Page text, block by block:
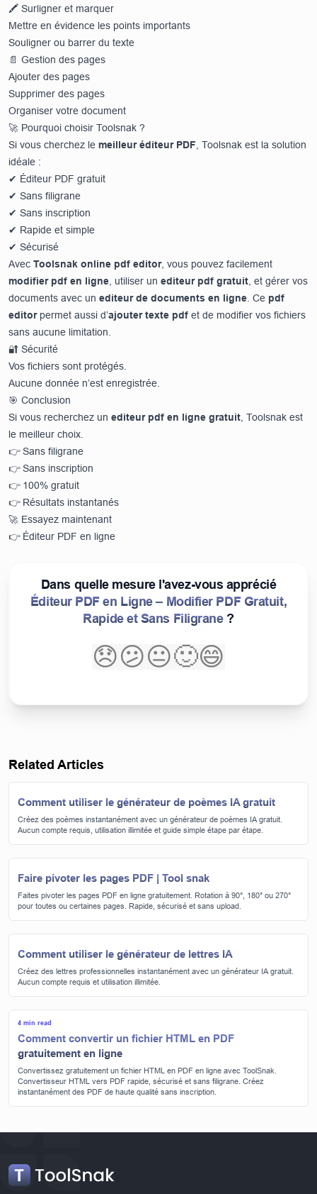
🖍 Surligner et marquer
Mettre en évidence les points importants
Souligner ou barrer du texte
📄 Gestion des pages
Ajouter des pages
Supprimer des pages
Organiser votre document
🚀 Pourquoi choisir Toolsnak ?
Si vous cherchez le meilleur éditeur PDF , Toolsnak est la solution
idéale :
✔ Éditeur PDF gratuit
✔ Sans filigrane
✔ Sans inscription
✔ Rapide et simple
✔ Sécurisé
Avec Toolsnak online pdf editor, vous pouvez facilement
modifier pdf en ligne , utiliser un editeur pdf gratuit , et gérer vos
documents avec un editeur de documents en ligne . Ce pdf
editorpermet aussi d’ajouter texte pdf et de modifier vos fichiers
sans aucune limitation.
🔐 Sécurité
Vos fichiers sont protégés.
Aucune donnée n’est enregistrée.
🎯 Conclusion
Si vous recherchez un editeur pdf en ligne gratuit , Toolsnak est
le meilleur choix.
👉 Sans filigrane
👉 Sans inscription
👉 100% gratuit
👉 Résultats instantanés
🚀 Essayez maintenant
👉 Éditeur PDF en ligne
Dans quelle mesure l'avez-vous apprécié
Éditeur PDF en Ligne – Modifier PDF Gratuit,
Rapide et Sans Filigrane ?
😞😕😐🙂😄
Related Articles
Comment utiliser le générateur de poèmes IA gratuit
Créez des poèmes instantanément avec un générateur de poèmes IA gratuit.
Aucun compte requis, utilisation illimitée et guide simple étape par étape.
Faire pivoter les pages PDF | Tool snak
Faites pivoter les pages PDF en ligne gratuitement. Rotation à 90°, 180° ou 270°
pour toutes ou certaines pages. Rapide, sécurisé et sans upload.
Comment utiliser le générateur de lettres IA
Créez des lettres professionnelles instantanément avec un générateur IA gratuit.
Aucun compte requis et utilisation illimitée.
4 min read
Comment convertir un fichier HTML en PDF
gratuitement en ligne
Convertissez gratuitement un fichier HTML en PDF en ligne avec ToolSnak.
Convertisseur HTML vers PDF rapide, sécurisé et sans filigrane. Créez
instantanément des PDF de haute qualité sans inscription.